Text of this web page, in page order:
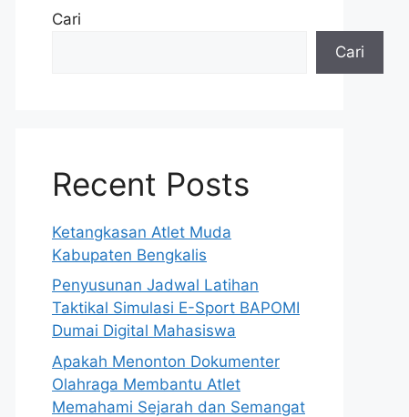
Cari
Cari
Recent Posts
Ketangkasan Atlet Muda
Kabupaten Bengkalis
Penyusunan Jadwal Latihan
Taktikal Simulasi E-Sport BAPOMI
Dumai Digital Mahasiswa
Apakah Menonton Dokumenter
Olahraga Membantu Atlet
Memahami Sejarah dan Semangat